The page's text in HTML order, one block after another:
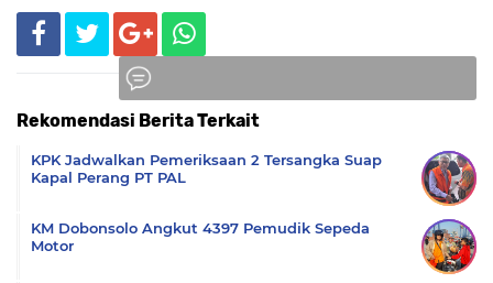
Rekomendasi Berita Terkait
KPK Jadwalkan Pemeriksaan 2 Tersangka Suap
Kapal Perang PT PAL
KM Dobonsolo Angkut 4397 Pemudik Sepeda
Motor